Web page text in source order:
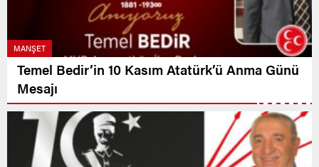
MANŞET
Temel Bedir’in 10 Kasım Atatürk’ü Anma Günü
Mesajı